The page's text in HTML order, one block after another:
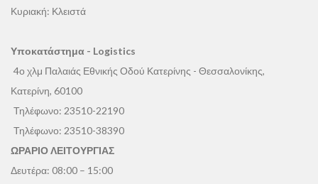
Κυριακή: Κλειστά
Υποκατάστημα - Logistics
4ο χλμ Παλαιάς Εθνικής Οδού Κατερίνης - Θεσσαλονίκης,
Κατερίνη, 60100
Τηλέφωνο: 23510-22190
Τηλέφωνο: 23510-38390
ΩΡΑΡΙΟ ΛΕΙΤΟΥΡΓΙΑΣ
Δευτέρα: 08:00 – 15:00